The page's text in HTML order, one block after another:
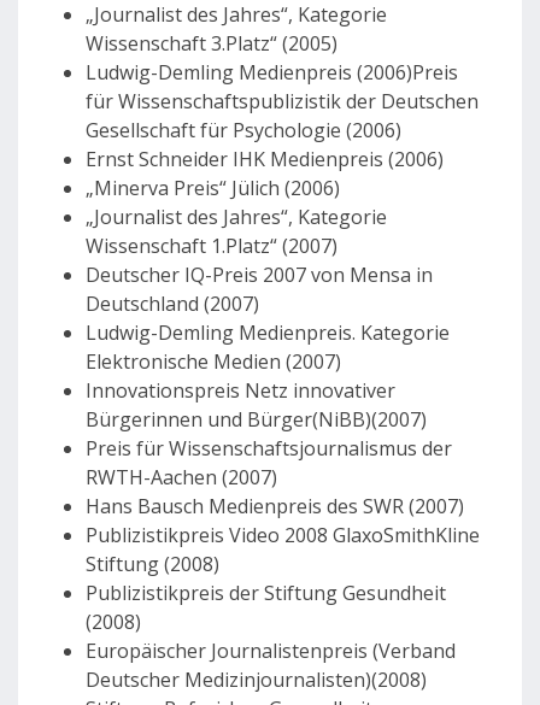
„Journalist des Jahres“, Kategorie
Wissenschaft 3.Platz“ (2005)
Ludwig-Demling Medienpreis (2006)Preis
für Wissenschaftspublizistik der Deutschen
Gesellschaft für Psychologie (2006)
Ernst Schneider IHK Medienpreis (2006)
„Minerva Preis“ Jülich (2006)
„Journalist des Jahres“, Kategorie
Wissenschaft 1.Platz“ (2007)
Deutscher IQ-Preis 2007 von Mensa in
Deutschland (2007)
Ludwig-Demling Medienpreis. Kategorie
Elektronische Medien (2007)
Innovationspreis Netz innovativer
Bürgerinnen und Bürger(NiBB)(2007)
Preis für Wissenschaftsjournalismus der
RWTH-Aachen (2007)
Hans Bausch Medienpreis des SWR (2007)
Publizistikpreis Video 2008 GlaxoSmithKline
Stiftung (2008)
Publizistikpreis der Stiftung Gesundheit
(2008)
Europäischer Journalistenpreis (Verband
Deutscher Medizinjournalisten)(2008)